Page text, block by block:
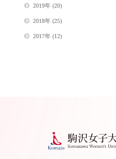
2019年(20)
2018年(25)
2017年(12)